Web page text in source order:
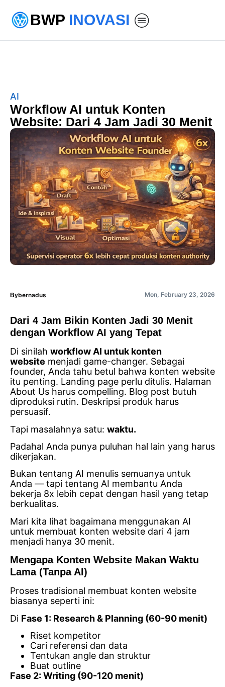
BWP INOVASI
AI
Workflow AI untuk Konten
Website: Dari 4 Jam Jadi 30 Menit
Bybernadus Mon, February 23, 2026
Dari 4 Jam Bikin Konten Jadi 30 Menit
dengan Workflow AI yang Tepat
Di sinilah workflow AI untuk konten
website menjadi game-changer. Sebagai
founder, Anda tahu betul bahwa konten website
itu penting. Landing page perlu ditulis. Halaman
About Us harus compelling. Blog post butuh
diproduksi rutin. Deskripsi produk harus
persuasif.
Tapi masalahnya satu: waktu.
Padahal Anda punya puluhan hal lain yang harus
dikerjakan.
Bukan tentang AI menulis semuanya untuk
Anda — tapi tentang AI membantu Anda
bekerja 8x lebih cepat dengan hasil yang tetap
berkualitas.
Mari kita lihat bagaimana menggunakan AI
untuk membuat konten website dari 4 jam
menjadi hanya 30 menit.
Mengapa Konten Website Makan Waktu
Lama (Tanpa AI)
Proses tradisional membuat konten website
biasanya seperti ini:
Di Fase 1: Research & Planning (60-90 menit)
Riset kompetitor
Cari referensi dan data
Tentukan angle dan struktur
Buat outline
Fase 2: Writing (90-120 menit)